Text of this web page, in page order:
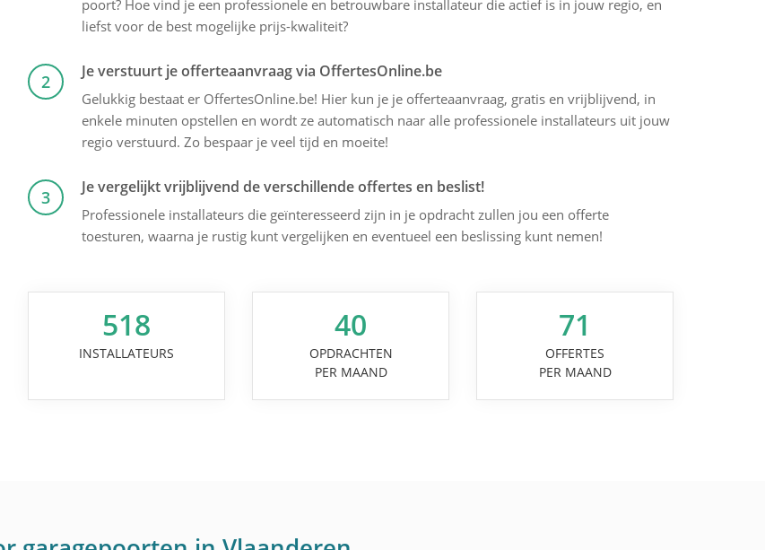
poort? Hoe vind je een professionele en betrouwbare installateur die actief is in jouw regio, en
liefst voor de best mogelijke prijs-kwaliteit?
2 Je verstuurt je offerteaanvraag via OffertesOnline.be
Gelukkig bestaat er OffertesOnline.be! Hier kun je je offerteaanvraag, gratis en vrijblijvend, in
enkele minuten opstellen en wordt ze automatisch naar alle professionele installateurs uit jouw
regio verstuurd. Zo bespaar je veel tijd en moeite!
3 Je vergelijkt vrijblijvend de verschillende offertes en beslist!
Professionele installateurs die geïnteresseerd zijn in je opdracht zullen jou een offerte
toesturen, waarna je rustig kunt vergelijken en eventueel een beslissing kunt nemen!
518
INSTALLATEURS
40
OPDRACHTEN
PER MAAND
71
OFFERTES
PER MAAND